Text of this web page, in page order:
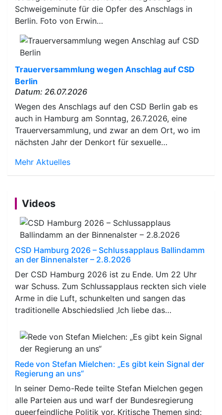
Schweigeminute für die Opfer des Anschlags in
Berlin. Foto von Erwin…
Trauerversammlung wegen Anschlag auf CSD
Berlin
Datum: 26.07.2026
Wegen des Anschlags auf den CSD Berlin gab es
auch in Hamburg am Sonntag, 26.7.2026, eine
Trauerversammlung, und zwar an dem Ort, wo im
nächsten Jahr der Denkort für sexuelle…
Mehr Aktuelles
Videos
CSD Hamburg 2026 – Schlussapplaus Ballindamm
an der Binnenalster – 2.8.2026
Der CSD Hamburg 2026 ist zu Ende. Um 22 Uhr
war Schuss. Zum Schlussapplaus reckten sich viele
Arme in die Luft, schunkelten und sangen das
traditionelle Abschiedslied ‚Ich liebe das…
Rede von Stefan Mielchen: „Es gibt kein Signal der
Regierung an uns“
In seiner Demo-Rede teilte Stefan Mielchen gegen
alle Parteien aus und warf der Bundesregierung
queerfeindliche Politik vor. Kritische Themen sind: